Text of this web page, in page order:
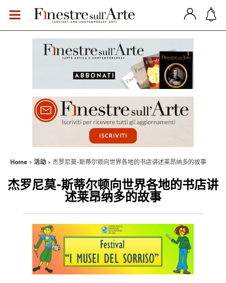
Home 活动 杰罗尼莫-斯蒂尔顿向世界各地的书店讲述莱昂纳多的故事
杰罗尼莫-斯蒂尔顿向世界各地的书店讲
述莱昂纳多的故事